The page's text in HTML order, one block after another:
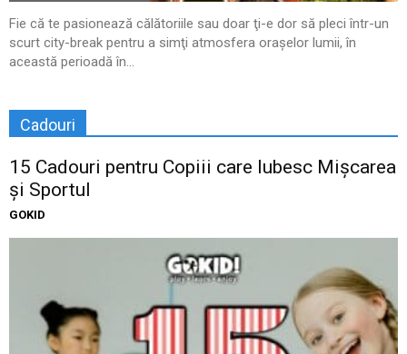
Fie că te pasionează călătoriile sau doar ţi-e dor să pleci într-un
scurt city-break pentru a simţi atmosfera oraşelor lumii, în
această perioadă în...
Cadouri
15 Cadouri pentru Copiii care Iubesc Mișcarea
și Sportul
GOKID